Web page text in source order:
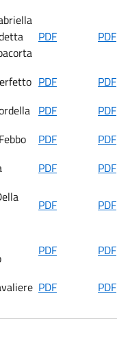
PDF PDF
PDF
PDF
PDF
PDF
PDF
PDF
PDF PDF
PDF PDF
PDF PDF
PDF PDF